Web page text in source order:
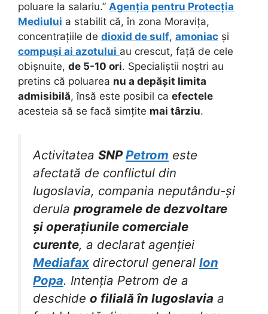
poluare la salariu.” Agenția pentru Protecția
Mediului a stabilit că, în zona Moravița,
concentrațiile de dioxid de sulf, amoniac și
compuși ai azotului au crescut, față de cele
obișnuite, de 5-10 ori. Specialiștii noștri au
pretins că poluarea nu a depășit limita
admisibilă, însă este posibil ca efectele
acesteia să se facă simțite mai târziu.
Activitatea SNPPetrom este
afectată de conflictul din
Iugoslavia, compania neputându-și
derula programele de dezvoltare
și operațiunile comerciale
curente, a declarat agenției
Mediafax directorul general Ion
Popa. Intenția Petrom de a
deschide o filială în Iugoslavia a